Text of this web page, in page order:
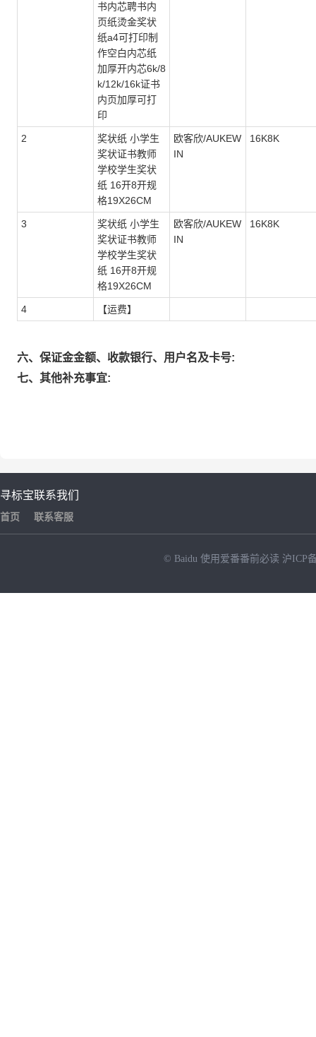
书内芯聘书内
页纸烫金奖状
纸a4可打印制
作空白内芯纸
加厚开内芯6k/8
k/12k/16k证书
内页加厚可打
印
2
奖状纸 小学生
奖状证书教师
学校学生奖状
纸 16开8开规
格19X26CM
欧客欣/AUKEW
IN
16K8K
3
奖状纸 小学生
奖状证书教师
学校学生奖状
纸 16开8开规
格19X26CM
欧客欣/AUKEW
IN
16K8K
4 【运费】
六、保证金金额、收款银行、用户名及卡号:
七、其他补充事宜:
寻标宝
首页
联系我们
联系客服
© Baidu 使用爱番番前必读 沪ICP